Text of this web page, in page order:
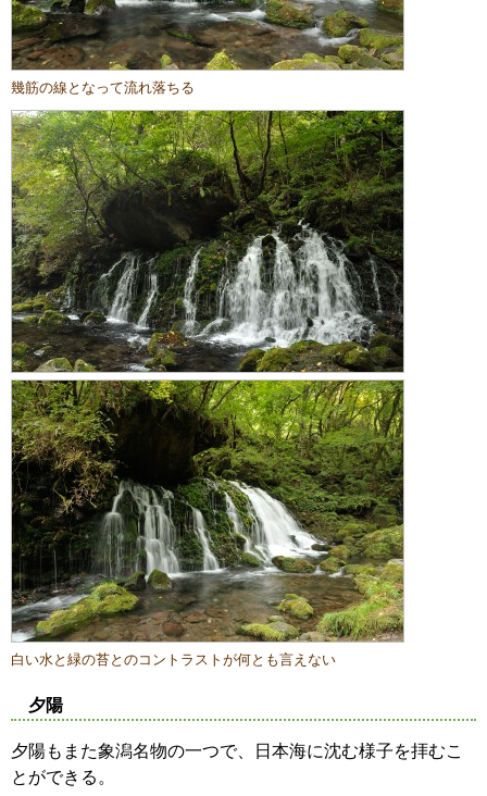
幾筋の線となって流れ落ちる
白い水と緑の苔とのコントラストが何とも言えない
夕陽
夕陽もまた象潟名物の一つで、日本海に沈む様子を拝むこ
とができる。